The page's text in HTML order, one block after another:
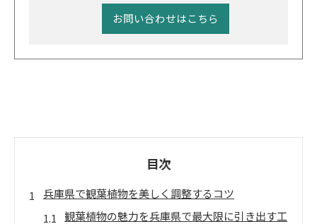
お問い合わせはこちら
目次
兵庫県で観葉植物を美しく調整するコツ
観葉植物の魅力を兵庫県で最大限に引き出す工